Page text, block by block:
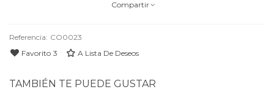
Compartir
Referencia: CO0023
Favorito 3 A Lista De Deseos
TAMBIÉN TE PUEDE GUSTAR